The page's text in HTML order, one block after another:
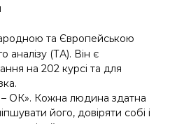
та Європейською
аналізу (ТА). Він є
на 202 курсі та для
– ОК». Кожна людина здатна
його, довіряти собі і